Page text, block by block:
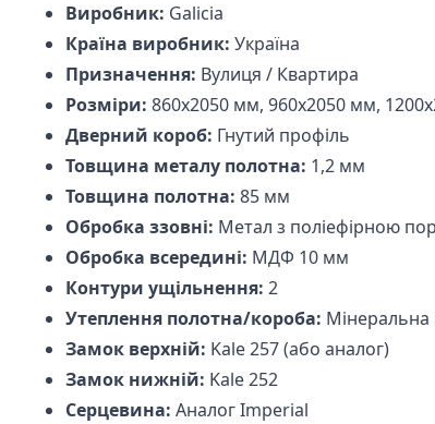
Виробник: Galicia
Країна виробник: Україна
Призначення: Вулиця / Квартира
Розміри: 860х2050 мм, 960х2050 мм,
Дверний короб: Гнутий профіль
Товщина металу полотна: 1,2 мм
Товщина полотна: 85 мм
Обробка ззовні: Метал з поліефірною
Обробка всередині: МДФ 10 мм
Контури ущільнення: 2
Утеплення полотна/короба: Мінеральна
Замок верхній: Kale 257 (або аналог)
Замок нижній: Kale 252
Серцевина: Аналог Imperial